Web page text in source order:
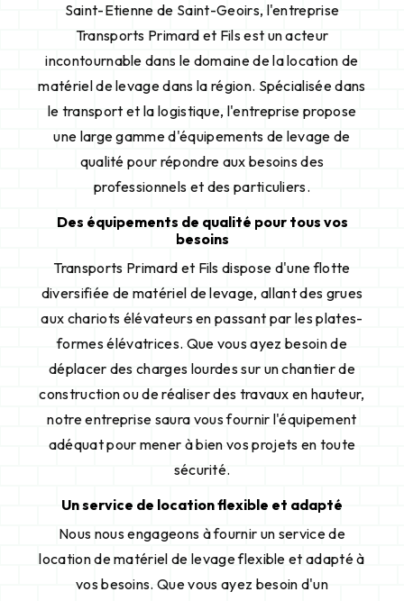
Saint-Etienne de Saint-Geoirs, l'entreprise
Transports Primard et Fils est un acteur
incontournable dans le domaine de la location de
matériel de levage dans la région. Spécialisée dans
le transport et la logistique, l'entreprise propose
une large gamme d'équipements de levage de
qualité pour répondre aux besoins des
professionnels et des particuliers.
Des équipements de qualité pour tous vos
besoins
Transports Primard et Fils dispose d'une flotte
diversifiée de matériel de levage, allant des grues
aux chariots élévateurs en passant par les plates-
formes élévatrices. Que vous ayez besoin de
déplacer des charges lourdes sur un chantier de
construction ou de réaliser des travaux en hauteur,
notre entreprise saura vous fournir l'équipement
adéquat pour mener à bien vos projets en toute
sécurité.
Un service de location flexible et adapté
Nous nous engageons à fournir un service de
location de matériel de levage flexible et adapté à
vos besoins. Que vous ayez besoin d'un